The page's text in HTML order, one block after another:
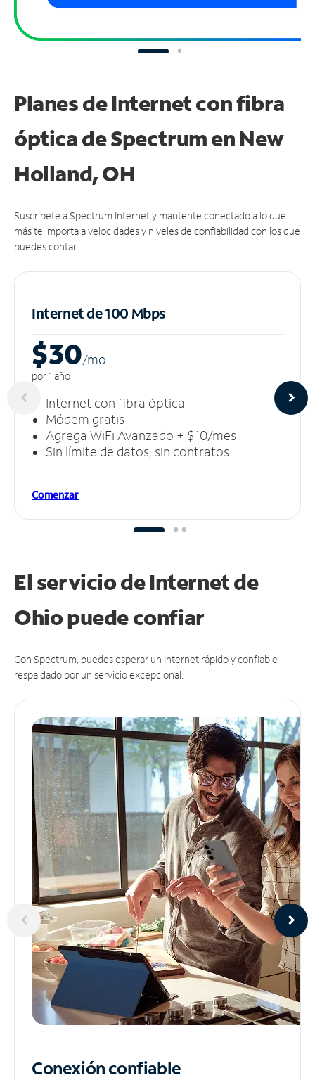
Planes de Internet con fibra
óptica de Spectrum en New
Holland, OH
Suscríbete a Spectrum Internet y mantente conectado a lo que
más te importa a velocidades y niveles de confiabilidad con los que
puedes contar.
Internet de 100 Mbps
$30/mo
por 1 año
Internet con fibra óptica
Módem gratis
Agrega WiFi Avanzado + $10/mes
Sin límite de datos, sin contratos
Comenzar
El servicio de Internet de
Ohio puedeconfiar
Con Spectrum, puedes esperar un Internet rápido y confiable
respaldado por un servicio excepcional.
Conexión confiable